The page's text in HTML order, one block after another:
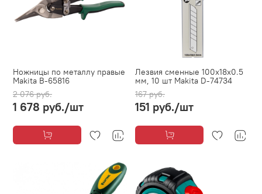
Ножницы по металлу правые
Makita B-65816
2 076 руб.
1 678 руб./шт
Лезвия сменные 100x18x0.5
мм, 10 шт Makita D-74734
167 руб.
151 руб./шт